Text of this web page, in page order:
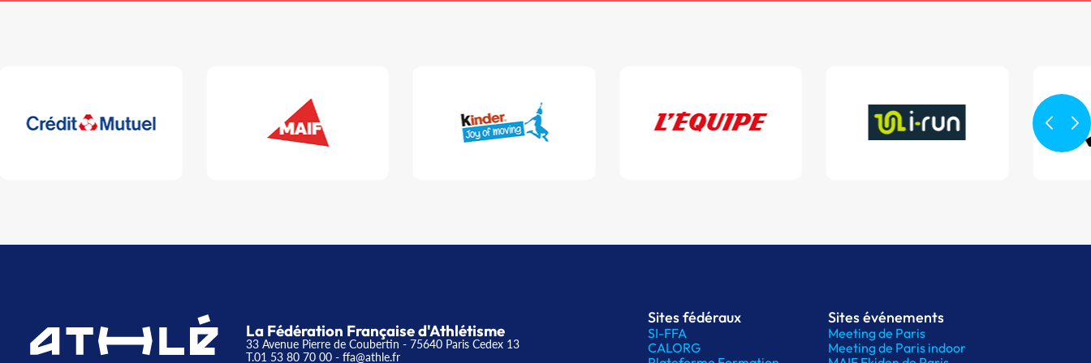
La Fédération Française d'Athlétisme
33 Avenue Pierre de Coubertin - 75640 Paris Cedex 13
T.01 53 80 70 00 - ffa@athle.fr
Sites fédéraux
SI-FFA
CALORG
Sites événements
Meeting de Paris
Meeting de Paris indoor